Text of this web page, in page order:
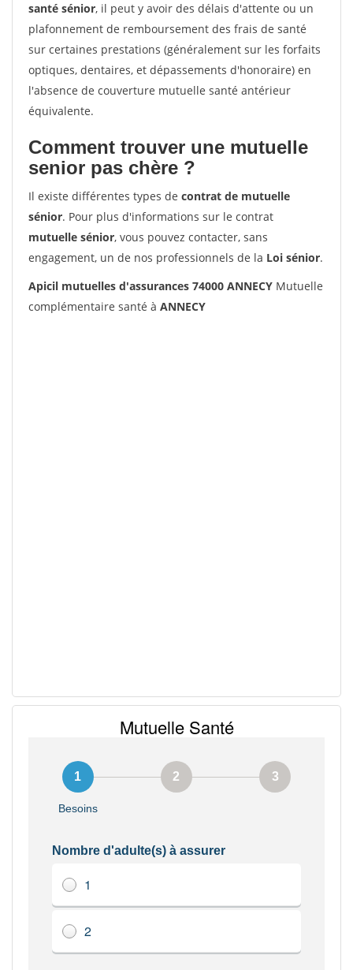
santé sénior, il peut y avoir des délais d'attente ou un
plafonnement de remboursement des frais de santé
sur certaines prestations (généralement sur les forfaits
optiques, dentaires, et dépassements d'honoraire) en
l'absence de couverture mutuelle santé antérieur
équivalente.
Comment trouver une mutuelle
senior pas chère ?
Il existe différentes types de contrat de mutuelle
sénior. Pour plus d'informations sur le contrat
mutuelle sénior, vous pouvez contacter, sans
engagement, un de nos professionnels de la Loi sénior.
Apicil mutuelles d'assurances 74000 ANNECY Mutuelle
complémentaire santé à ANNECY